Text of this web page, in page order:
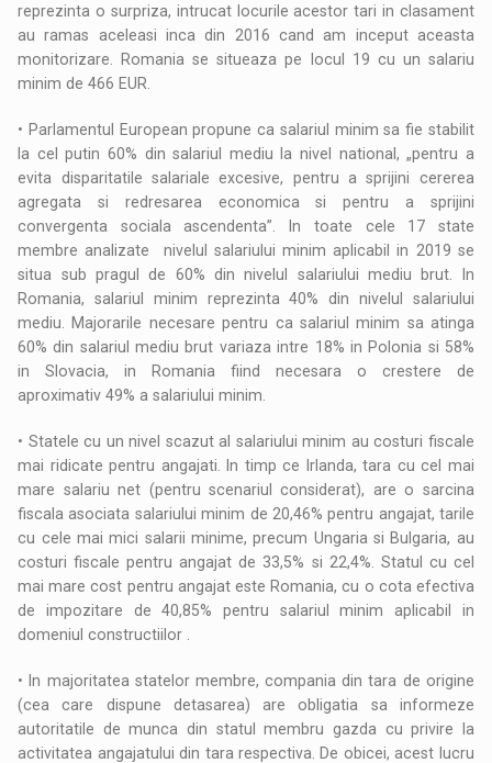
reprezinta o surpriza, intrucat locurile acestor tari in clasament
au ramas aceleasi inca din 2016 cand am inceput aceasta
monitorizare. Romania se situeaza pe locul 19 cu un salariu
minim de 466 EUR.
• Parlamentul European propune ca salariul minim sa fie stabilit
la cel putin 60% din salariul mediu la nivel national, „pentru a
evita disparitatile salariale excesive, pentru a sprijini cererea
agregata si redresarea economica si pentru a sprijini
convergenta sociala ascendenta”. In toate cele 17 state
membre analizate nivelul salariului minim aplicabil in 2019 se
situa sub pragul de 60% din nivelul salariului mediu brut. In
Romania, salariul minim reprezinta 40% din nivelul salariului
mediu. Majorarile necesare pentru ca salariul minim sa atinga
60% din salariul mediu brut variaza intre 18% in Polonia si 58%
in Slovacia, in Romania fiind necesara o crestere de
aproximativ 49% a salariului minim.
• Statele cu un nivel scazut al salariului minim au costuri fiscale
mai ridicate pentru angajati. In timp ce Irlanda, tara cu cel mai
mare salariu net (pentru scenariul considerat), are o sarcina
fiscala asociata salariului minim de 20,46% pentru angajat, tarile
cu cele mai mici salarii minime, precum Ungaria si Bulgaria, au
costuri fiscale pentru angajat de 33,5% si 22,4%. Statul cu cel
mai mare cost pentru angajat este Romania, cu o cota efectiva
de impozitare de 40,85% pentru salariul minim aplicabil in
domeniul constructiilor .
• In majoritatea statelor membre, compania din tara de origine
(cea care dispune detasarea) are obligatia sa informeze
autoritatile de munca din statul membru gazda cu privire la
activitatea angajatului din tara respectiva. De obicei, acest lucru